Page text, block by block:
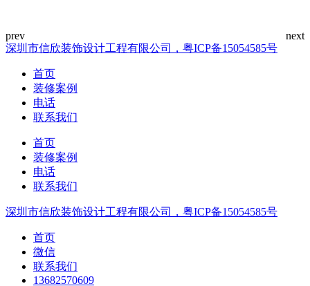
深圳市信欣装饰设计工程有限公司，粤ICP备15054585号
首页
装修案例
电话
联系我们
首页
装修案例
电话
联系我们
深圳市信欣装饰设计工程有限公司，粤ICP备15054585号
首页
微信
联系我们
13682570609